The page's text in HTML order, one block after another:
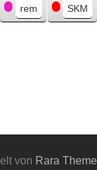
rem SKM
von Rara Theme